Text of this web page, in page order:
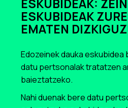
ESKUBIDEAK:
ESKUBIDEAK
EMATEN
Edozeinek dauka eskubidea
datu pertsonalak tratatzen
baieztatzeko.
Nahi duenak bere datu